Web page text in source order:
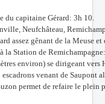
du capitaine Gérard: 3h 10.
Neufchâteau,
assez gênant de la Meuse
la Station de
environ) se dirigeant vers
venant de Saupont
permet de refaire le plein